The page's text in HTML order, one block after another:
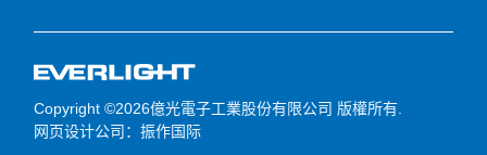
e
Copyright ©2026億光電子工業股份有限公司 版權所有.
网页设计公司 ：振作国际